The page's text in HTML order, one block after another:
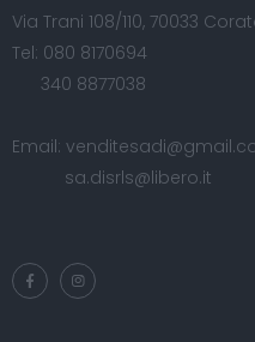
Via Trani 108/110, 70033
Tel: 080 8170694
340 8877038
Email:
sa.disrls@libero.it